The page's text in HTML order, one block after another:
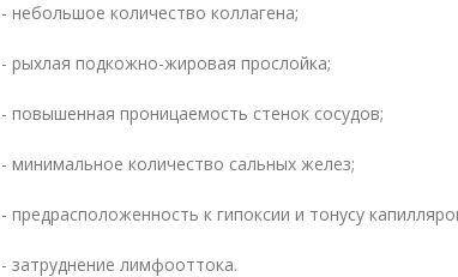
- небольшое количество коллагена;
- рыхлая подкожно-жировая прослойка;
- повышенная проницаемость стенок сосудов;
- минимальное количество сальных желез;
- предрасположенность к гипоксии и тонусу
- затруднение лимфооттока.